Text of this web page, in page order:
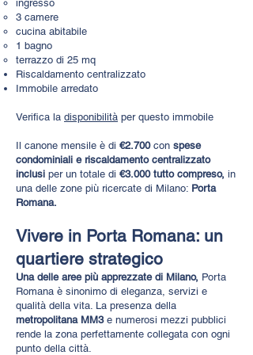
ingresso
3 camere
cucina abitabile
1 bagno
terrazzo di 25 mq
Riscaldamento centralizzato
Immobile arredato
Verifica la disponibilità per questo immobile
Il canone mensile è di €2.700con spese
condominiali e riscaldamento centralizzato
inclusi per un totale di €3.000 tutto compreso, in
una delle zone più ricercate di Milano: Porta
Romana.
Vivere in Porta Romana: un
quartiere strategico
​Una delle aree più apprezzate di Milano, Porta
Romana è sinonimo di eleganza, servizi e
qualità della vita. La presenza della
metropolitana MM3e numerosi mezzi pubblici
rende la zona perfettamente collegata con ogni
punto della città.